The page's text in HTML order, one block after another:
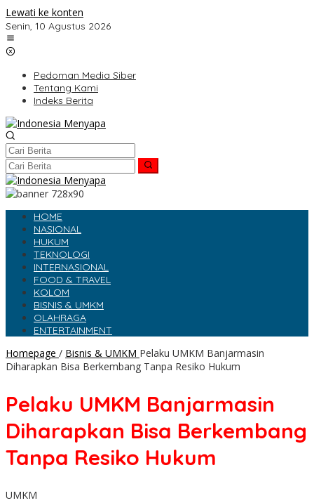
Lewati ke konten
Senin, 10 Agustus 2026
Pedoman Media Siber
Tentang Kami
Indeks Berita
HOME
NASIONAL
HUKUM
TEKNOLOGI
INTERNASIONAL
FOOD & TRAVEL
KOLOM
BISNIS & UMKM
OLAHRAGA
ENTERTAINMENT
Homepage / Bisnis & UMKM Pelaku UMKM Banjarmasin
Diharapkan Bisa Berkembang Tanpa Resiko Hukum
Pelaku UMKM Banjarmasin
Diharapkan Bisa Berkembang
Tanpa Resiko Hukum
UMKM